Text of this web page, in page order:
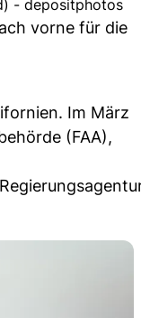
- depositphotos
vorne für die
Im März
(FAA),